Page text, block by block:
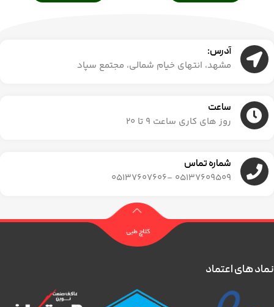
آدرس:
مشهد، انتهای خیام شمالی، مجتمع سپاد
ساعت
روز های کاری ساعت ۹ تا ۲۰
شماره تماس
05137609509 -05137607606
نماد های اعتماد